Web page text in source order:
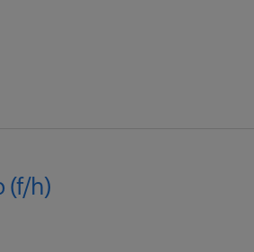
(f/h)